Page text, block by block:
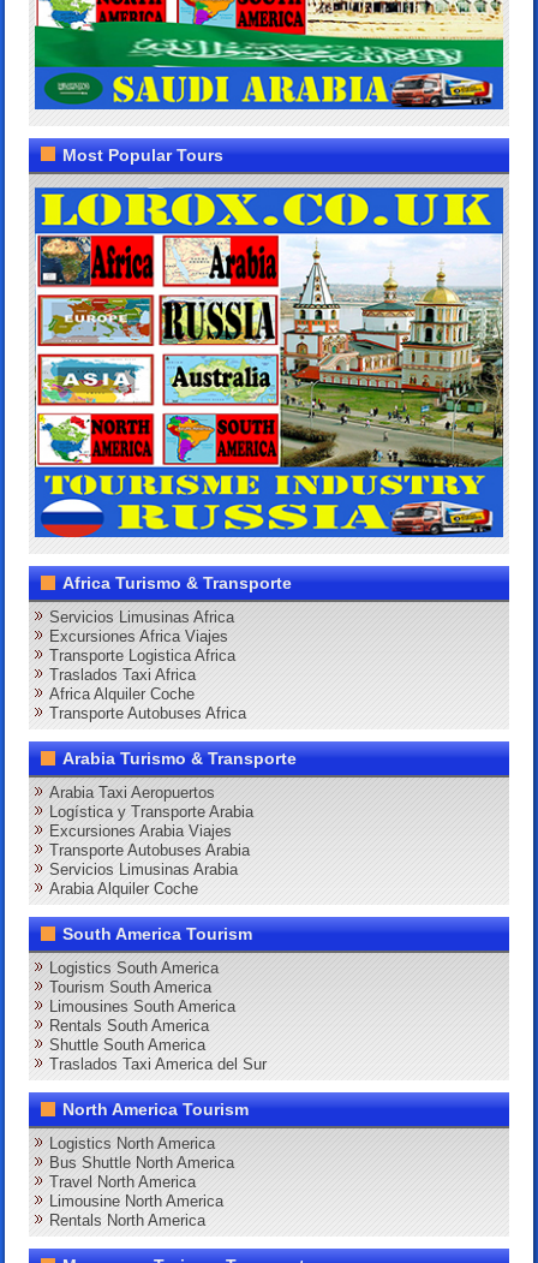
Most Popular Tours
Africa Turismo & Transporte
Servicios Limusinas Africa
Excursiones Africa Viajes
Transporte Logistica Africa
Traslados Taxi Africa
Africa Alquiler Coche
Transporte Autobuses Africa
Arabia Turismo & Transporte
Arabia Taxi Aeropuertos
Logística y Transporte Arabia
Excursiones Arabia Viajes
Transporte Autobuses Arabia
Servicios Limusinas Arabia
Arabia Alquiler Coche
South America Tourism
Logistics South America
Tourism South America
Limousines South America
Rentals South America
Shuttle South America
Traslados Taxi America del Sur
North America Tourism
Logistics North America
Bus Shuttle North America
Travel North America
Limousine North America
Rentals North America